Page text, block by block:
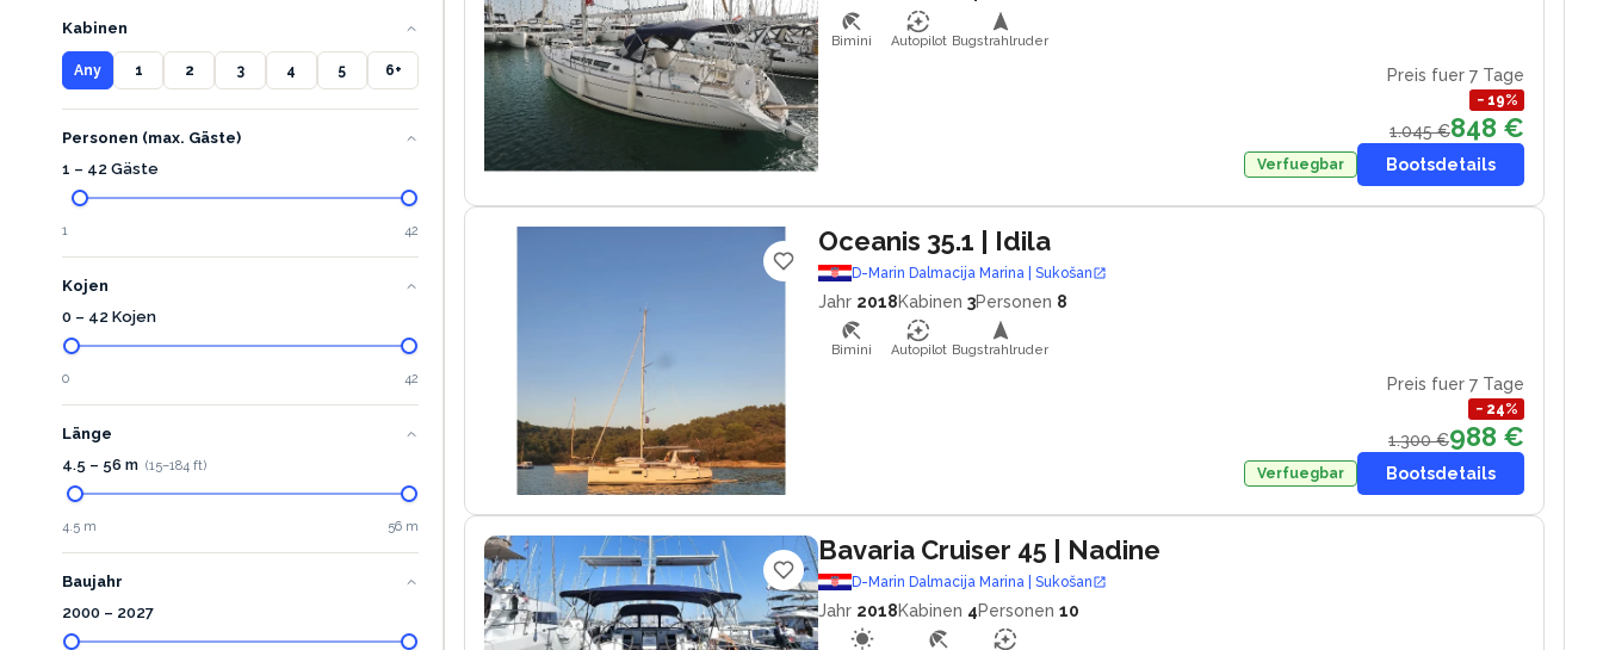
Kabinen
Any 1 2 3 4 5 6+
Personen (max. Gäste)
1 – 42 Gäste
1 42
Kojen
0 – 42 Kojen
0 42
Länge
4.5 – 56 m (15–184 ft)
4.5 m 56 m
Baujahr
2000 – 2027
Bimini Autopilot Bugstrahlruder
Preis fuer 7 Tage
− 19%
1.045 €848 €
Verfuegbar Bootsdetails
Oceanis 35.1 | Idila
D-Marin Dalmacija Marina | Sukošan
Jahr 2018Kabinen 3Personen 8
Bimini Autopilot Bugstrahlruder
Preis fuer 7 Tage
− 24%
1.300 €988 €
Verfuegbar Bootsdetails
Bavaria Cruiser 45 | Nadine
D-Marin Dalmacija Marina | Sukošan
Jahr 2018Kabinen 4Personen 10